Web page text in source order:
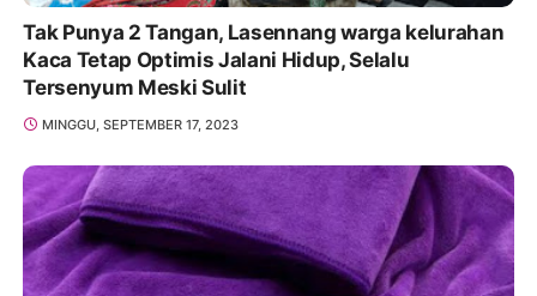
Tak Punya 2 Tangan, Lasennang warga kelurahan
Kaca Tetap Optimis Jalani Hidup, Selalu
Tersenyum Meski Sulit
MINGGU, SEPTEMBER 17, 2023